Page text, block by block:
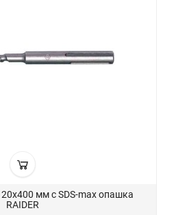
мм с SDS-max опашка
RAIDER